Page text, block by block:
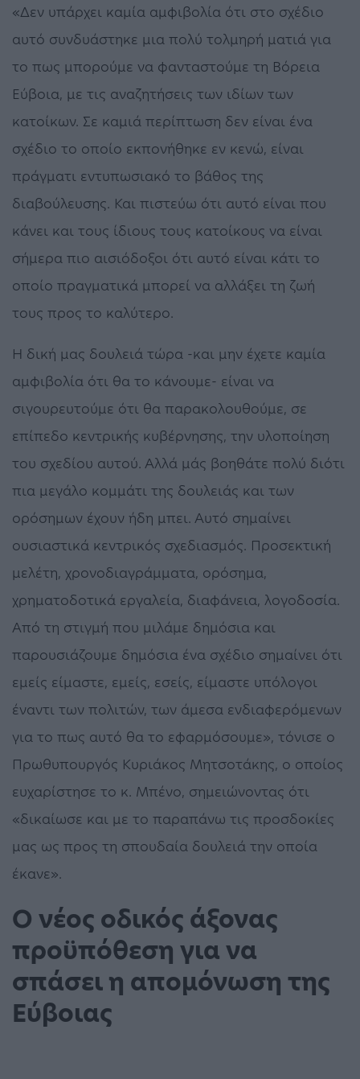
«Δεν υπάρχει καμία αμφιβολία ότι στο σχέδιο
αυτό συνδυάστηκε μια πολύ τολμηρή ματιά για
το πως μπορούμε να φανταστούμε τη Βόρεια
Εύβοια, με τις αναζητήσεις των ιδίων των
κατοίκων. Σε καμιά περίπτωση δεν είναι ένα
σχέδιο το οποίο εκπονήθηκε εν κενώ, είναι
πράγματι εντυπωσιακό το βάθος της
διαβούλευσης. Και πιστεύω ότι αυτό είναι που
κάνει και τους ίδιους τους κατοίκους να είναι
σήμερα πιο αισιόδοξοι ότι αυτό είναι κάτι το
οποίο πραγματικά μπορεί να αλλάξει τη ζωή
τους προς το καλύτερο.
Η δική μας δουλειά τώρα -και μην έχετε καμία
αμφιβολία ότι θα το κάνουμε- είναι να
σιγουρευτούμε ότι θα παρακολουθούμε, σε
επίπεδο κεντρικής κυβέρνησης, την υλοποίηση
του σχεδίου αυτού. Αλλά μάς βοηθάτε πολύ διότι
πια μεγάλο κομμάτι της δουλειάς και των
ορόσημων έχουν ήδη μπει. Αυτό σημαίνει
ουσιαστικά κεντρικός σχεδιασμός. Προσεκτική
μελέτη, χρονοδιαγράμματα, ορόσημα,
χρηματοδοτικά εργαλεία, διαφάνεια, λογοδοσία.
Από τη στιγμή που μιλάμε δημόσια και
παρουσιάζουμε δημόσια ένα σχέδιο σημαίνει ότι
εμείς είμαστε, εμείς, εσείς, είμαστε υπόλογοι
έναντι των πολιτών, των άμεσα ενδιαφερόμενων
για το πως αυτό θα το εφαρμόσουμε», τόνισε ο
Πρωθυπουργός Κυριάκος Μητσοτάκης, ο οποίος
ευχαρίστησε το κ. Μπένο, σημειώνοντας ότι
«δικαίωσε και με το παραπάνω τις προσδοκίες
μας ως προς τη σπουδαία δουλειά την οποία
έκανε».
Ο νέος οδικός άξονας
προϋπόθεση για να
σπάσει η απομόνωση της
Εύβοιας